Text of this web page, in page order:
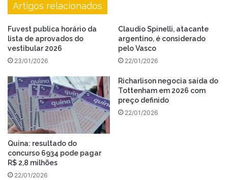
Artigos relacionados
Fuvest publica horário da
lista de aprovados do
vestibular 2026
23/01/2026
Claudio Spinelli, atacante
argentino, é considerado
pelo Vasco
22/01/2026
Quina: resultado do
concurso 6934 pode pagar
R$ 2,8 milhões
22/01/2026
Richarlison negocia saída do
Tottenham em 2026 com
preço definido
22/01/2026